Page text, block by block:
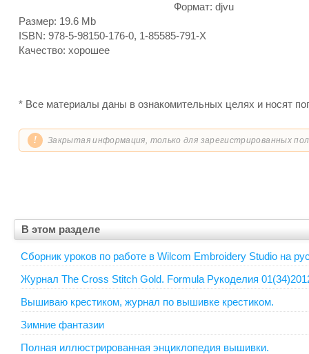
Формат: djvu
Размер: 19.6 Mb
ISBN: 978-5-98150-176-0, 1-85585-791-X
Качество: хорошее
* Все материалы даны в ознакомительных целях и носят
! Закрытая информация, только для зарегистрированных
В этом разделе
Сборник уроков по работе в Wilcom Embroidery Studio на
Журнал The Cross Stitch Gold. Formula Рукоделия
Вышиваю крестиком, журнал по вышивке крестиком.
Зимние фантазии
Полная иллюстрированная энциклопедия вышивки.